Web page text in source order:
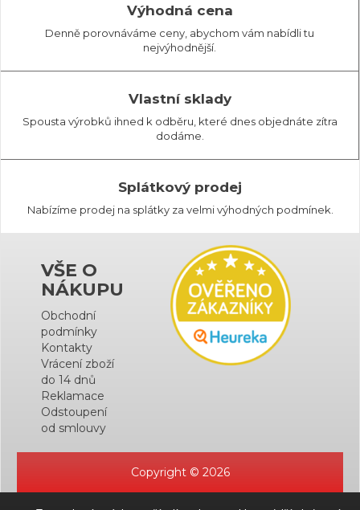
Výhodná cena
Denně porovnáváme ceny, abychom vám nabídli tu
nejvýhodnější.
Vlastní sklady
Spousta výrobků ihned k odběru, které dnes objednáte zítra
dodáme.
Splátkový prodej
Nabízíme prodej na splátky za velmi výhodných podmínek.
VŠE O
NÁKUPU
Obchodní
podmínky
Kontakty
Vrácení zboží
do 14 dnů
Reklamace
Odstoupení
od smlouvy
Copyright © 2026